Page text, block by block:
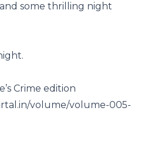
some thrilling night
Crime edition
volume/volume-005-